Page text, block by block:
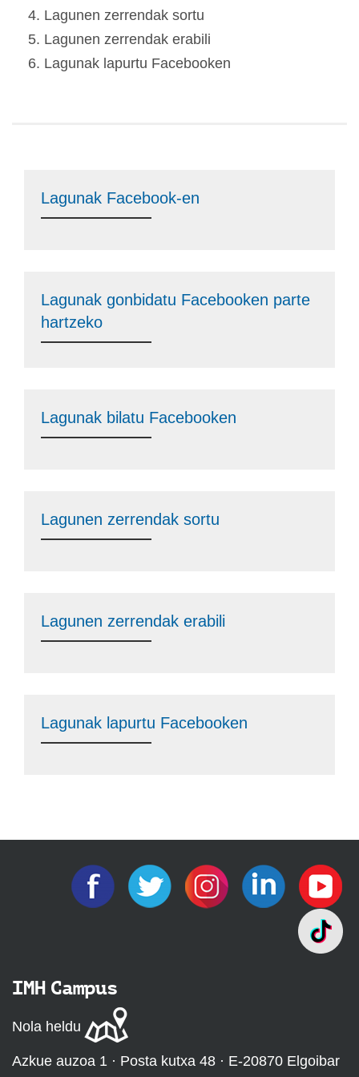
Lagunen zerrendak sortu
Lagunen zerrendak erabili
Lagunak lapurtu Facebooken
Lagunak Facebook-en
Lagunak gonbidatu Facebooken parte
hartzeko
Lagunak bilatu Facebooken
Lagunen zerrendak sortu
Lagunen zerrendak erabili
Lagunak lapurtu Facebooken
IMH Campus
Nola heldu
Azkue auzoa 1 · Posta kutxa 48 · E-20870 Elgoibar